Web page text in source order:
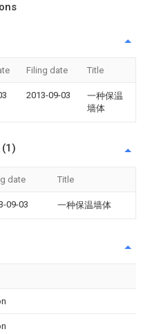
Filing date Title
2013-09-03
一种保温
墙体
date Title
09-03 一种保温墙体